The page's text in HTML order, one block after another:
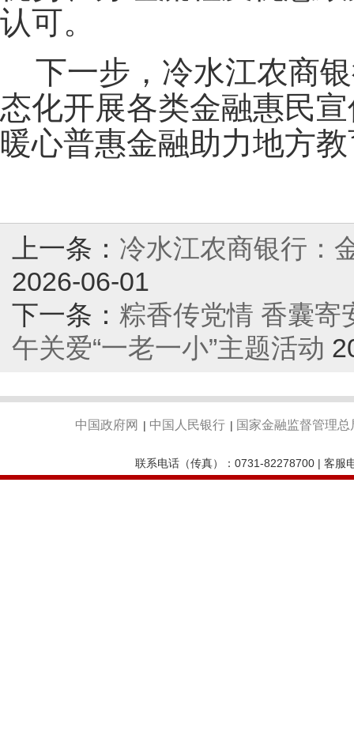
认可。
下一步，冷水江农商
态化开展各类金融惠民
暖心普惠金融助力地方
上一条： 冷水江农商银行：
2026-06-01
下一条： 粽香传党情 香囊
午关爱“一老一小”主题活动
中国政府网 | 中国人民银行 | 国家金融监督管理总
联系电话（传真）：0731-82278700 | 客服